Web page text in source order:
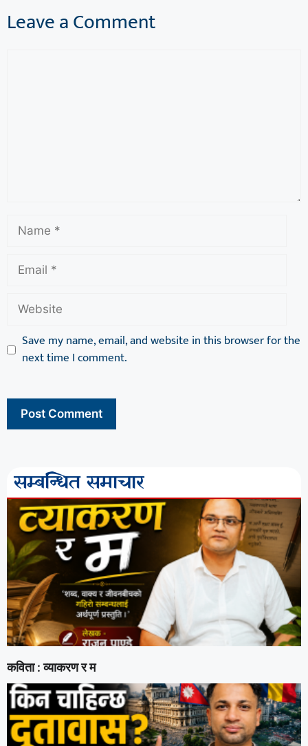
Leave a Comment
Save my name, email, and website in this browser for the
next time I comment.
सम्बन्धित समाचार
कविता : व्याकरण र म